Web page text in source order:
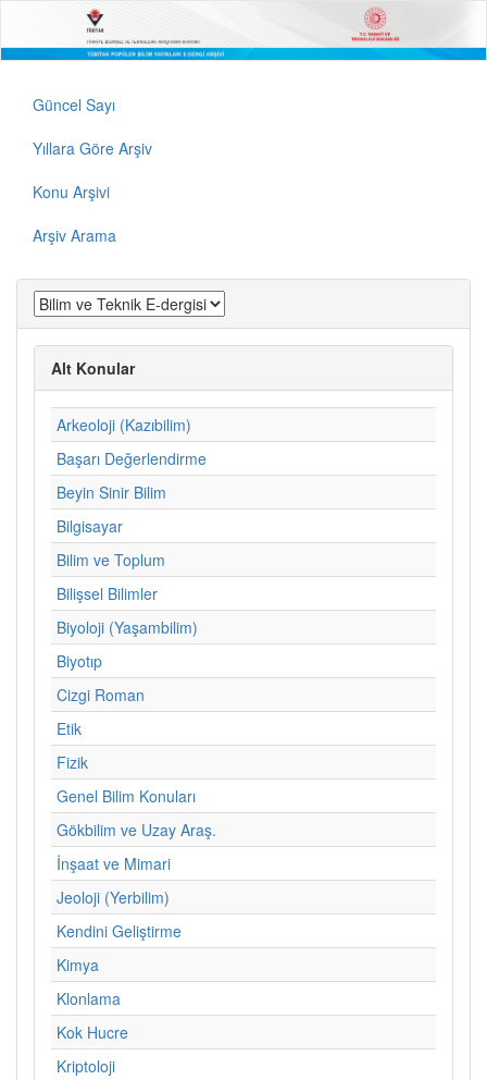
Güncel Sayı
Yıllara Göre Arşiv
Konu Arşivi
Arşiv Arama
Alt Konular
Arkeoloji (Kazıbilim)
Başarı Değerlendirme
Beyin Sinir Bilim
Bilgisayar
Bilim ve Toplum
Bilişsel Bilimler
Biyoloji (Yaşambilim)
Biyotıp
Cizgi Roman
Etik
Fizik
Genel Bilim Konuları
Gökbilim ve Uzay Araş.
İnşaat ve Mimari
Jeoloji (Yerbilim)
Kendini Geliştirme
Kimya
Klonlama
Kok Hucre
Kriptoloji